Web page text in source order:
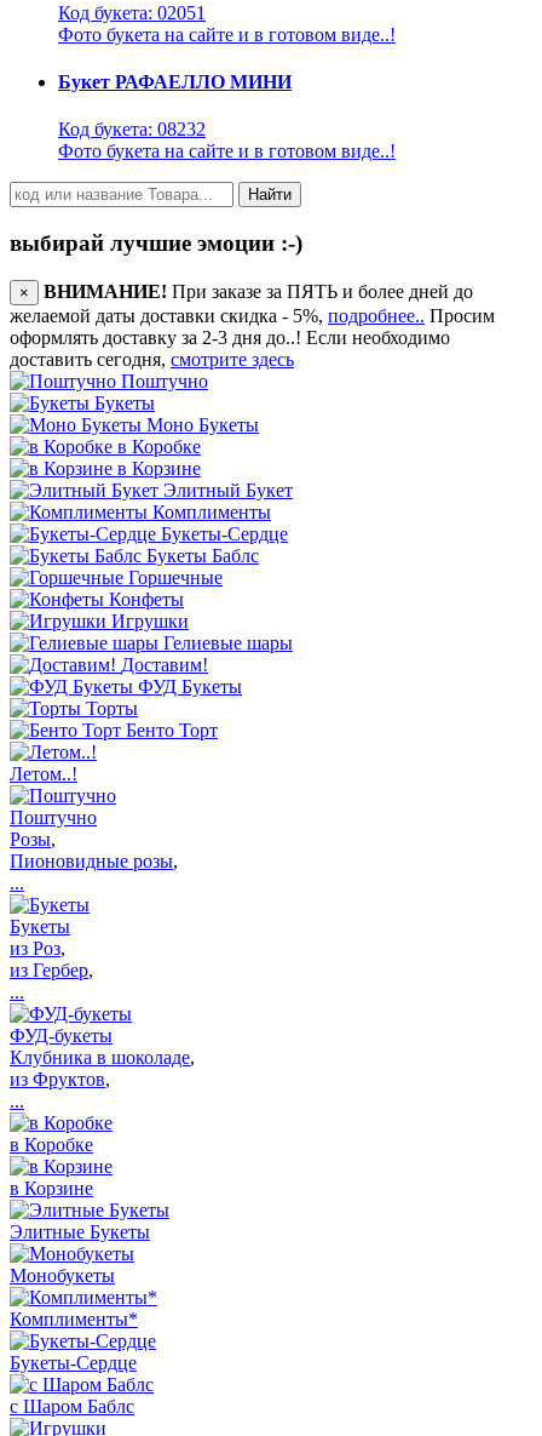
Код букета: 02051
Фото букета на сайте и в готовом виде..!
Букет РАФАЕЛЛО МИНИ
Код букета: 08232
Фото букета на сайте и в готовом виде..!
Найти
выбирай лучшие эмоции :-)
× ВНИМАНИЕ! При заказе за ПЯТЬ и более дней до
желаемой даты доставки скидка - 5%, подробнее.. Просим
оформлять доставку за 2-3 дня до..! Если необходимо
доставить сегодня, смотрите здесь
Поштучно
Букеты
Моно Букеты
в Коробке
в Корзине
Элитный Букет
Комплименты
Букеты-Сердце
Букеты Баблс
Горшечные
Конфеты
Игрушки
Гелиевые шары
Доставим!
ФУД Букеты
Торты
Бенто Торт
Летом..!
Поштучно
Розы,
Пионовидные розы,
...
Букеты
из Роз,
из Гербер,
...
ФУД-букеты
Клубника в шоколаде,
из Фруктов,
...
в Коробке
в Корзине
Элитные Букеты
Монобукеты
Комплименты*
Букеты-Сердце
с Шаром Баблс